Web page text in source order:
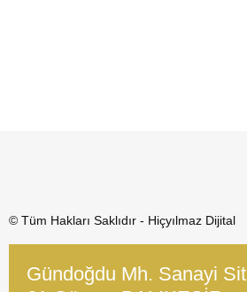
© Tüm Hakları Saklıdır - Hiçyılmaz Dijital
Gündoğdu Mh. Sanayi